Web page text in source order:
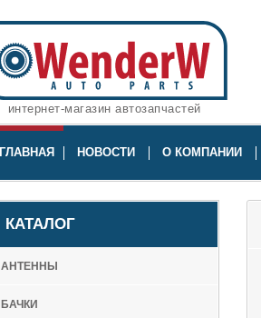
интернет-магазин автозапчастей
ГЛАВНАЯ НОВОСТИ О КОМПАНИИ
КАТАЛОГ
АНТЕННЫ
БАЧКИ